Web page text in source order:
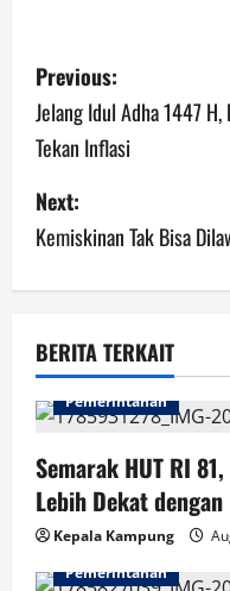
P
o
s
t
n
v
i
g
a
t
Previous:
Jelang Idul Adha 1447
Tekan Inflasi
Next:
Kemiskinan Tak Bisa
BERITA TERKAIT
Pemerintahan
Semarak HUT RI
Lebih Dekat
Kepala Kampung
Pemerintahan